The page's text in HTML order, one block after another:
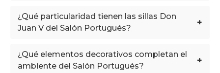
¿Qué particularidad tienen las sillas Don
Juan V del Salón Portugués?
+
¿Qué elementos decorativos completan el
ambiente del Salón Portugués?
+